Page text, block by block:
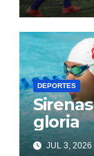
DEPORTES
gloria
JUL 3, 2026